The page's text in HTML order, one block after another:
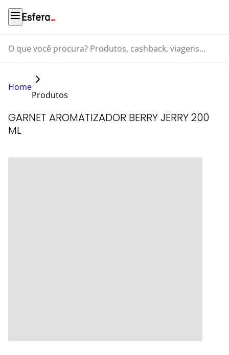
O que você procura? Produtos, cashback, viagens...
Home
Produtos
GARNET AROMATIZADOR BERRY JERRY 200
ML